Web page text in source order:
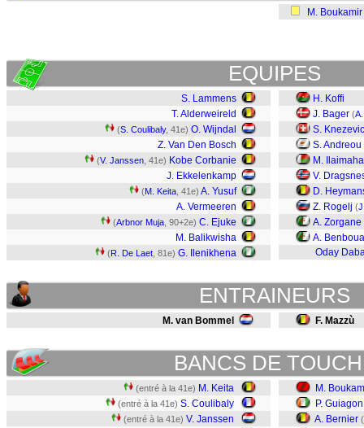
M. Boukamir
EQUIPES
S. Lammens
T. Alderweireld
(S. Coulibaly, 41e) O. Wijndal
Z. Van Den Bosch
(V. Janssen , 41e) Kobe Corbanie
J. Ekkelenkamp
(M. Keita , 41e) A. Yusuf
A. Vermeeren
(Arbnor Muja , 90+2e) C. Ejuke
M. Balikwisha
(R. De Laet , 81e) G. Ilenikhena
H. Koffi
J. Bager (
S. Knezevic
S. Andreou
M.
V.
D.
Z. Rogelj (
A. Zorgane
A.
Oday
ENTRAINEURS
M. van Bommel F. Mazzù
BANCS DE
(entré à la 41e) M. Keita
(entré à la 41e) S. Coulibaly
(entré à la 41e) V. Janssen
M.
P. Guiagon
A. Bernier